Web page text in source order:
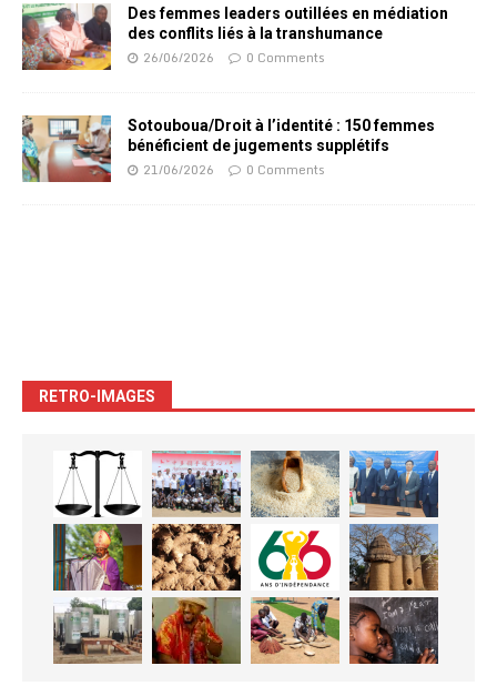
Des femmes leaders outillées en médiation
des conflits liés à la transhumance
26/06/2026 0 Comments
Sotouboua/Droit à l’identité : 150 femmes
bénéficient de jugements supplétifs
21/06/2026 0 Comments
RETRO-IMAGES